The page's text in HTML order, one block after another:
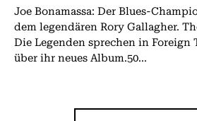
Joe Bonamassa: Der Blues-
dem legendären Rory Gallagher. The Rolling Stones:
Die Legenden sprechen in Foreign
über ihr neues Album.50...